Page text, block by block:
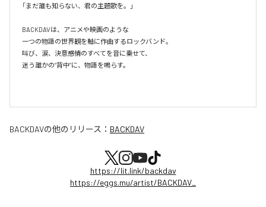
「まだ誰も知らない、君の主題歌を。」
BACKDAVは、アニメや映画のような
一つの物語の世界観を軸に作曲するロックバンド。
叫び、涙、決意――感情のすべてを音に乗せて、
迷う誰かの“背中”に、物語を鳴らす。
BACKDAVの他のリリース： BACKDAV
https://lit.link/backdav
https://eggs.mu/artist/BACKDAV_